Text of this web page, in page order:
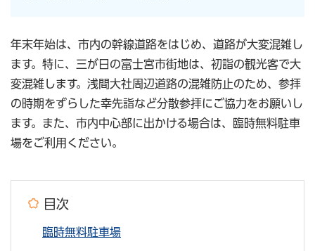
年末年始は、市内の幹線道路をはじめ、道路が大変混雑し
ます。特に、三が日の富士宮市街地は、初詣の観光客で大
変混雑します。浅間大社周辺道路の混雑防止のため、参拝
の時期をずらした幸先詣など分散参拝にご協力をお願いし
ます。また、市内中心部に出かける場合は、臨時無料駐車
場をご利用ください。
目次
臨時無料駐車場